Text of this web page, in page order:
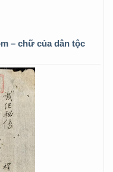
– chữ của dân tộc